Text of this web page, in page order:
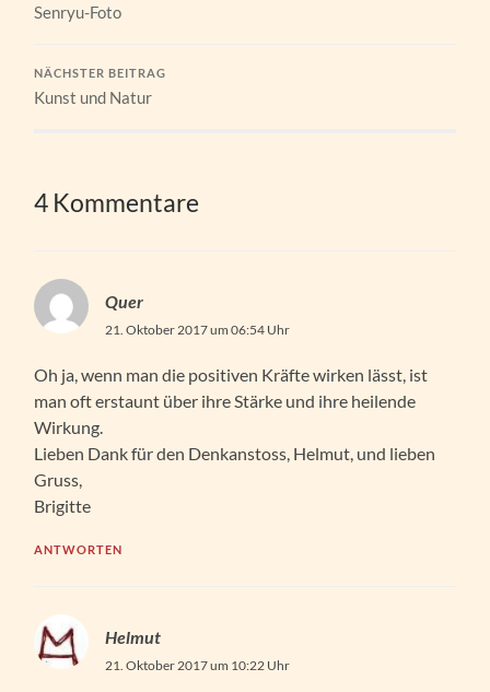
Senryu-Foto
NÄCHSTER BEITRAG
Kunst und Natur
4 Kommentare
Quer
21. Oktober 2017 um 06:54 Uhr
Oh ja, wenn man die positiven Kräfte wirken lässt, ist
man oft erstaunt über ihre Stärke und ihre heilende
Wirkung.
Lieben Dank für den Denkanstoss, Helmut, und lieben
Gruss,
Brigitte
ANTWORTEN
Helmut
21. Oktober 2017 um 10:22 Uhr